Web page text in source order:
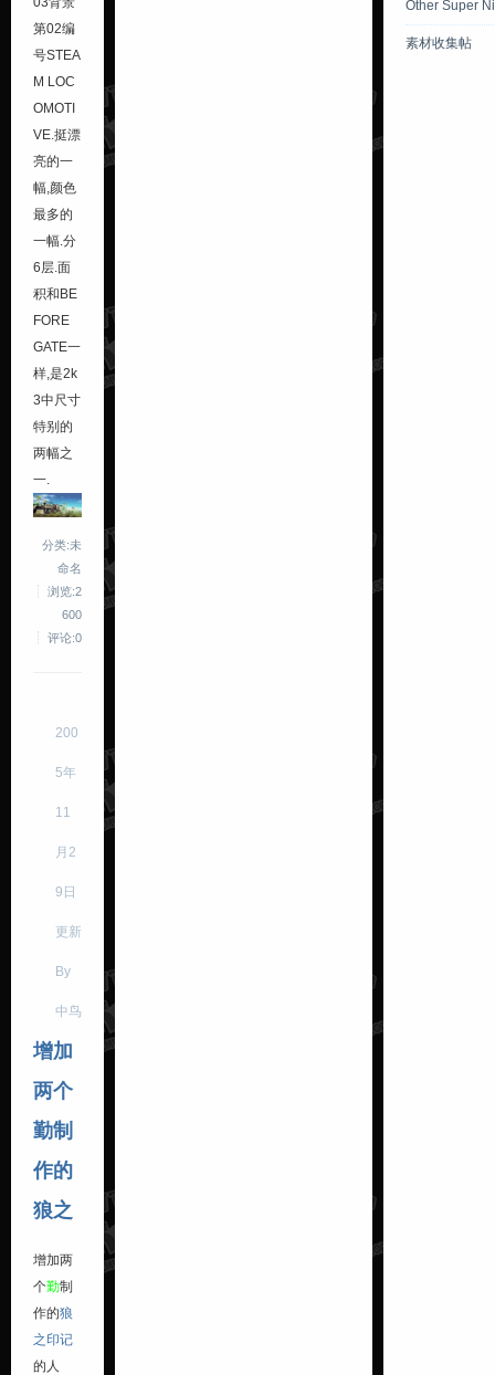
第02编
号STEA
M LOC
OMOTI
VE.挺漂
亮的一
幅,颜色
最多的
一幅.分
6层.面
积和BE
FORE
GATE一
样,是2k
3中尺寸
特别的
两幅之
一.
分类:未
命名
浏览:2
600
评论:0
200
5年
11
月2
9日
更新
By
中鸟
增加
两个
勤制
作的
狼之
增加两
个勤制
作的狼
之印记
的人
Other Super
素材收集帖